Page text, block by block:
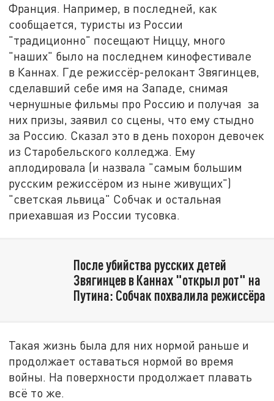
Франция. Например, в последней, как
сообщается, туристы из России
"традиционно" посещают Ниццу, много
"наших" было на последнем кинофестивале
в Каннах. Где режиссёр-релокант Звягинцев,
сделавший себе имя на Западе, снимая
чернушные фильмы про Россию и получая за
них призы, заявил со сцены, что ему стыдно
за Россию. Сказал это в день похорон девочек
из Старобельского колледжа. Ему
аплодировала (и назвала "самым большим
русским режиссёром из ныне живущих")
"светская львица" Собчак и остальная
приехавшая из России тусовка.
После убийства русских детей
Звягинцев в Каннах "открыл рот" на
Путина: Собчак похвалила режиссёра
Такая жизнь была для них нормой раньше и
продолжает оставаться нормой во время
войны. На поверхности продолжает плавать
всё то же.